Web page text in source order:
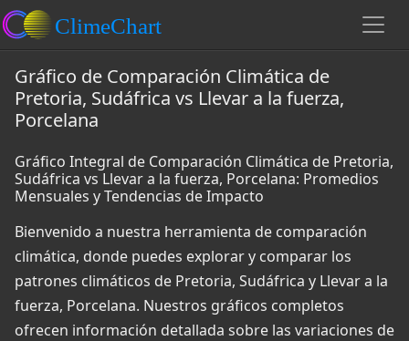
Gráfico de Comparación Climática de
Pretoria, Sudáfrica vs Llevar a la fuerza,
Porcelana
Gráfico Integral de Comparación Climática de Pretoria,
Sudáfrica vs Llevar a la fuerza, Porcelana: Promedios
Mensuales y Tendencias de Impacto
Bienvenido a nuestra herramienta de comparación
climática, donde puedes explorar y comparar los
patrones climáticos de Pretoria, Sudáfrica y Llevar a la
fuerza, Porcelana. Nuestros gráficos completos
ofrecen información detallada sobre las variaciones de